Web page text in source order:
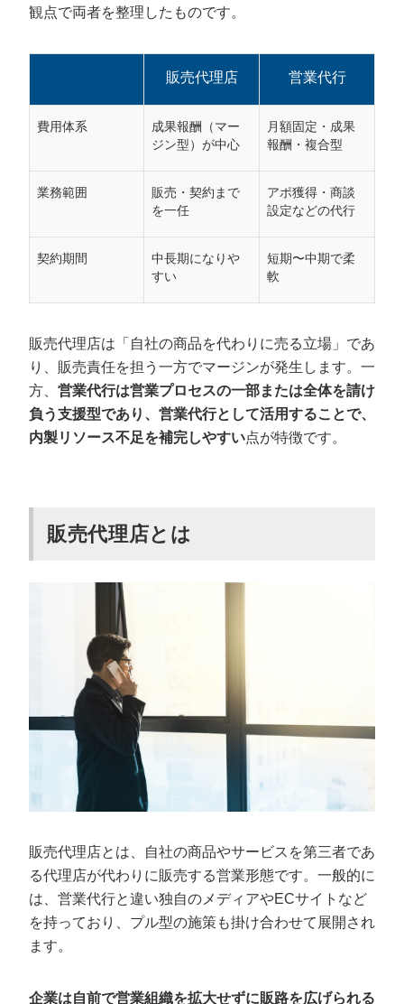
ある質問
売上を最大化するならカリトルくんがおす
観点で両者を整理したものです。
販売代理店 営業代行
費用体系
成果報酬（マー
ジン型）が中心
月額固定・成果
報酬・複合型
業務範囲
販売・契約まで
を一任
アポ獲得・商談
設定などの代行
契約期間
中長期になりや
すい
短期〜中期で柔
軟
販売代理店は「自社の商品を代わりに売る立場」であ
り、販売責任を担う一方でマージンが発生します。一
方、 営業代行は営業プロセスの一部または全体を請け
負う支援型であり、営業代行として活用することで、
内製リソース不足を補完しやすい点が特徴です。
販売代理店とは
販売代理店とは、自社の商品やサービスを第三者であ
る代理店が代わりに販売する営業形態です。一般的に
は、営業代行と違い独自のメディアやECサイトなど
を持っており、プル型の施策も掛け合わせて展開され
ます。
企業は自前で営業組織を拡大せずに販路を広げられる